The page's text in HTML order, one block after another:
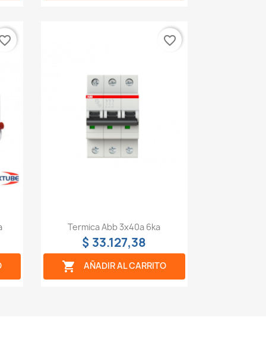
Vista rápida
Termica Abb 3x40a 6ka
$ 33.127,38
 AÑADIR AL CARRITO
favorite_border